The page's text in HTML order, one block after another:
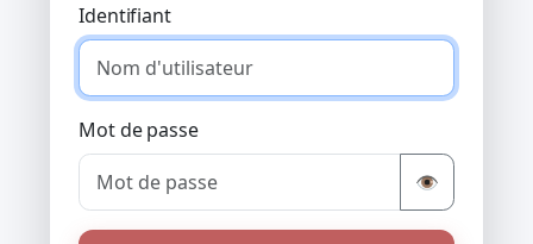
Identifiant
Mot de passe
👁